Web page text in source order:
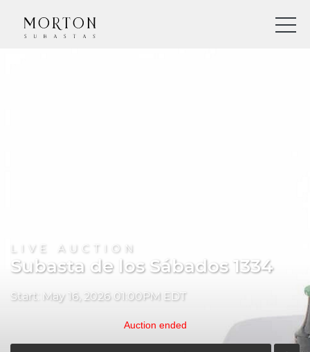
LIVE AUCTION
Subasta de los Sábados 1334
Start: May 16, 2026 01:00PM EDT
Auction ended